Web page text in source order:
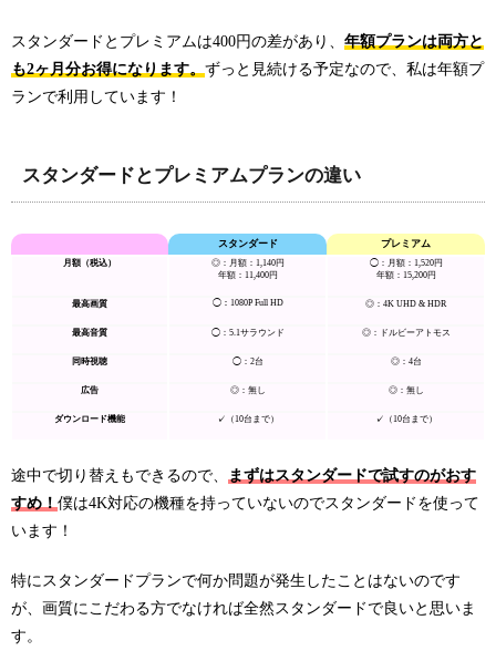
スタンダードとプレミアムは400円の差があり、 年額プランは両方と
も2ヶ月分お得になります。 ずっと見続ける予定なので、私は年額プ
ランで利用しています！
スタンダードとプレミアムプランの違い
スタンダード プレミアム
月額（税込）
◎：月額：1,140円
年額：11,400円
◯：月額：1,520円
年額：15,200円
最高画質 ◯：1080P Full HD ◎：4K UHD & HDR
最高音質 ◯：5.1サラウンド ◎：ドルビーアトモス
同時視聴 ◯：2台 ◎：4台
広告 ◎：無し ◎：無し
ダウンロード機能 ✓（10台まで） ✓（10台まで）
途中で切り替えもできるので、
まずはスタンダードで試すのがおす
すめ！ 僕は4K対応の機種を持っていないのでスタンダードを使って
います！
特にスタンダードプランで何か問題が発生したことはないのです
が、画質にこだわる方でなければ全然スタンダードで良いと思いま
す。